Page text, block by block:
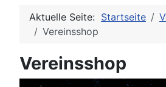
Aktuelle Seite: Startseite
Vereinsshop
Vereinsshop